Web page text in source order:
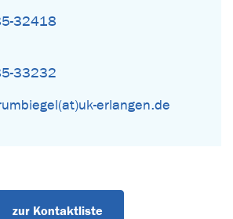
32418
33232
erlangen.de
zur Kontaktliste